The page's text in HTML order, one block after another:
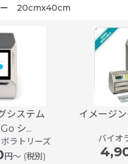
ー 20cmx40cm
システム
シ...
ラトリーズ
円〜 (税別)
イメージ
バイオ